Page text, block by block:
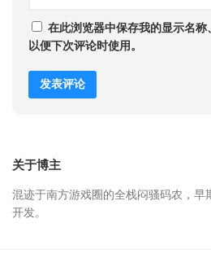
在此浏览器中保存我的显示名称
以便下次评论时使用。
关于博主
混迹于南方游戏圈的全栈闷骚码农，早
开发。